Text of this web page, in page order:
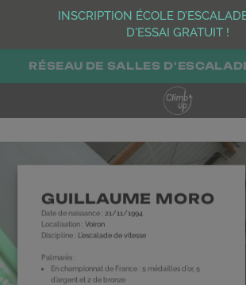
PasserRÉSEAU DE SALLES
GUILLAUME MORO
Date de naissance :21/11/1994
Localisation :Voiron
Discipline :
L’escalade de vitesse
Palmarès :
En championnat de France : 5 médailles d’or, 5
d’argent et 2 de bronze
INSCRIPTION ÉCOLE
D'ESSAI GRATUIT !